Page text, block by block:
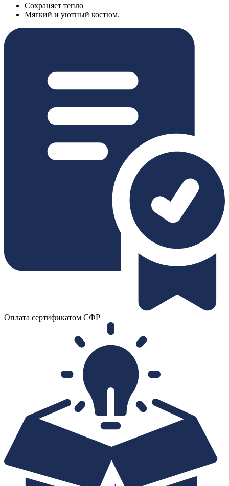
Cохраняет тепло
Мягкий и уютный костюм.
Оплата сертификатом СФР